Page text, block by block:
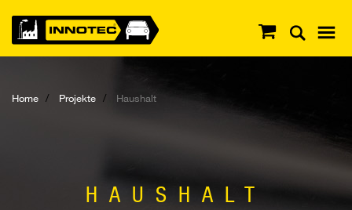
Home Projekte Haushalt
HAUSHALT